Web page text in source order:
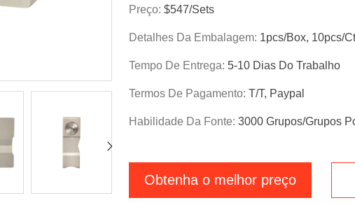
Preço: $547/Sets
Detalhes Da Embalagem: 1pcs/box, 10pcs/
Tempo De Entrega: 5-10 Dias Do Trabalho
Termos De Pagamento: T/T, Paypal
Habilidade Da Fonte: 3000 Grupos/grupos
Obtenha o melhor preço